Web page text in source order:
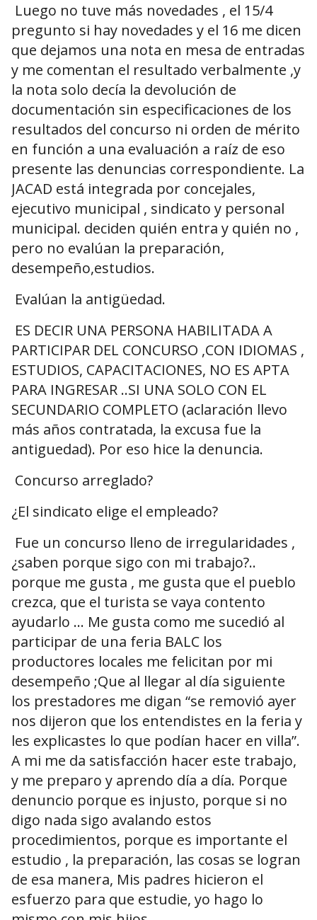
Luego no tuve más novedades , el 15/4
pregunto si hay novedades y el 16 me dicen
que dejamos una nota en mesa de entradas
y me comentan el resultado verbalmente ,y
la nota solo decía la devolución de
documentación sin especificaciones de los
resultados del concurso ni orden de mérito
en función a una evaluación a raíz de eso
presente las denuncias correspondiente. La
JACAD está integrada por concejales,
ejecutivo municipal , sindicato y personal
municipal. deciden quién entra y quién no ,
pero no evalúan la preparación,
desempeño,estudios.
Evalúan la antigüedad.
ES DECIR UNA PERSONA HABILITADA A
PARTICIPAR DEL CONCURSO ,CON IDIOMAS ,
ESTUDIOS, CAPACITACIONES, NO ES APTA
PARA INGRESAR ..SI UNA SOLO CON EL
SECUNDARIO COMPLETO (aclaración llevo
más años contratada, la excusa fue la
antiguedad). Por eso hice la denuncia.
Concurso arreglado?
¿El sindicato elige el empleado?
Fue un concurso lleno de irregularidades ,
¿saben porque sigo con mi trabajo?..
porque me gusta , me gusta que el pueblo
crezca, que el turista se vaya contento
ayudarlo … Me gusta como me sucedió al
participar de una feria BALC los
productores locales me felicitan por mi
desempeño ;Que al llegar al día siguiente
los prestadores me digan “se removió ayer
nos dijeron que los entendistes en la feria y
les explicastes lo que podían hacer en villa”.
A mi me da satisfacción hacer este trabajo,
y me preparo y aprendo día a día. Porque
denuncio porque es injusto, porque si no
digo nada sigo avalando estos
procedimientos, porque es importante el
estudio , la preparación, las cosas se logran
de esa manera, Mis padres hicieron el
esfuerzo para que estudie, yo hago lo